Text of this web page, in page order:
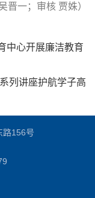
晋一；审核 贾姝）
中心开展廉洁教育
列讲座护航学子高
路156号